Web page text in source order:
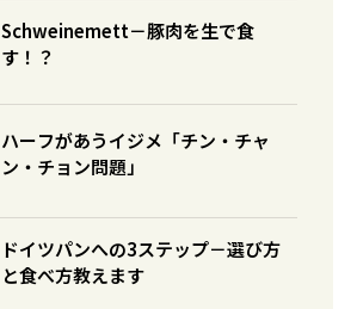
Schweinemett－豚肉を生で食
す！？
ハーフがあうイジメ「チン・チャ
ン・チョン問題」
ドイツパンへの3ステップ－選び方
と食べ方教えます